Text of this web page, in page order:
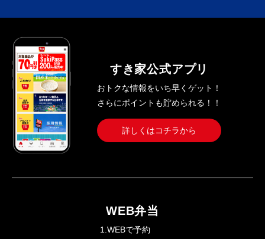
すき家公式アプリ
おトクな情報をいち早くゲット！
さらにポイントも貯められる！！
詳しくはコチラから
WEB弁当
1.WEBで予約